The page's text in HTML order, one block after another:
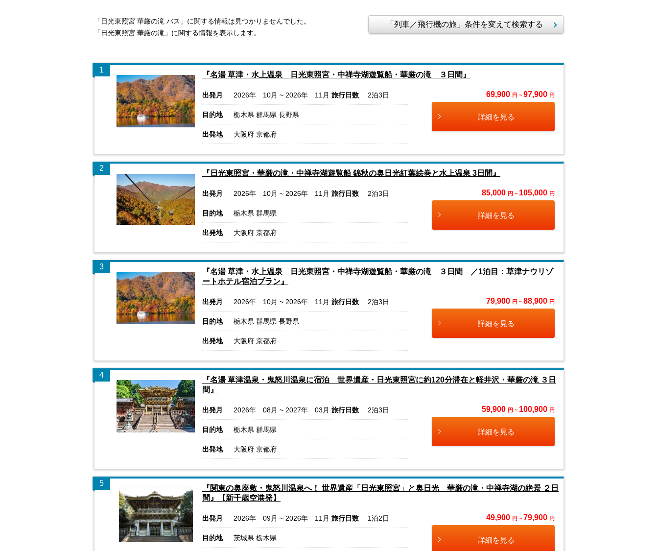
「日光東照宮 華厳の滝 バス」に関する情報は見つかりませんでした。
「日光東照宮 華厳の滝」に関する情報を表示します。
「列車／飛行機の旅」条件を変えて検索する
1
『名湯 草津・水上温泉 日光東照宮・中禅寺湖遊覧船・華厳の滝 ３日間』
出発月 2026年 10月 ~ 2026年 11月 旅行日数 2泊3日
目的地 栃木県 群馬県 長野県
出発地 大阪府 京都府
69,900 円 ~ 97,900 円
詳細を見る
2
『日光東照宮・華厳の滝・中禅寺湖遊覧船 錦秋の奥日光紅葉絵巻と水上温泉 3日間』
出発月 2026年 10月 ~ 2026年 11月 旅行日数 2泊3日
目的地 栃木県 群馬県
出発地 大阪府 京都府
85,000 円 ~ 105,000 円
詳細を見る
3
『名湯 草津・水上温泉 日光東照宮・中禅寺湖遊覧船・華厳の滝 ３日間 ／1泊目：草津ナウリゾ
ートホテル宿泊プラン』
出発月 2026年 10月 ~ 2026年 11月 旅行日数 2泊3日
目的地 栃木県 群馬県 長野県
出発地 大阪府 京都府
79,900 円 ~ 88,900 円
詳細を見る
4
『名湯 草津温泉・鬼怒川温泉に宿泊 世界遺産・日光東照宮に約120分滞在と軽井沢・華厳の滝 ３日
間』
出発月 2026年 08月 ~ 2027年 03月 旅行日数 2泊3日
目的地 栃木県 群馬県
出発地 大阪府 京都府
59,900 円 ~ 100,900 円
詳細を見る
5
『関東の奥座敷・鬼怒川温泉へ！ 世界遺産「日光東照宮」と奥日光 華厳の滝・中禅寺湖の絶景 ２日
間』【新千歳空港発】
出発月 2026年 09月 ~ 2026年 11月 旅行日数 1泊2日
目的地 茨城県 栃木県
49,900 円 ~ 79,900 円
詳細を見る